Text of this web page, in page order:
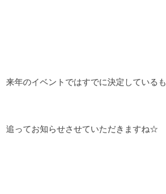
来年のイベントではすでに決定している
追ってお知らせさせていただきますね☆